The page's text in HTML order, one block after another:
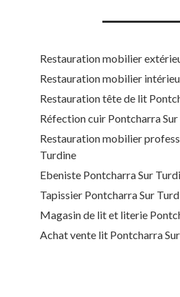
Restauration mobilier
Restauration mobilier
Restauration tête de lit
Réfection cuir Pontcharra
Restauration mobilier
Turdine
Ebeniste Pontcharra Sur
Tapissier Pontcharra Sur
Magasin de lit et literie
Achat vente lit Pontcharra